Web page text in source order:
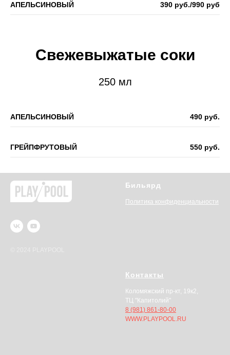
АПЕЛЬСИНОВЫЙ 390 руб./990 руб
Свежевыжатые соки
250 мл
АПЕЛЬСИНОВЫЙ 490 руб.
ГРЕЙПФРУТОВЫЙ 550 руб.
Бильярд
Политика конфиденциальности
Контакты
Коломяжский пр-кт, 19к2,
ТЦ "Капитолий"
8 (981) 861-80-00
WWW.PLAYPOOL.RU